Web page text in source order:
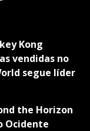
Kong
vendidas no
segue líder
the Horizon
Ocidente